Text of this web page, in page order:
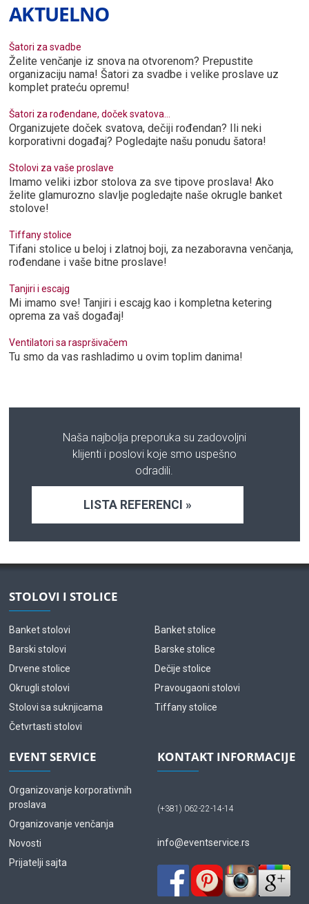
AKTUELNO
Šatori za svadbe
Želite venčanje iz snova na otvorenom? Prepustite
organizaciju nama! Šatori za svadbe i velike proslave uz
komplet prateću opremu!
Šatori za rođendane, doček svatova...
Organizujete doček svatova, dečiji rođendan? Ili neki
korporativni događaj? Pogledajte našu ponudu šatora!
Stolovi za vaše proslave
Imamo veliki izbor stolova za sve tipove proslava! Ako
želite glamurozno slavlje pogledajte naše okrugle banket
stolove!
Tiffany stolice
Tifani stolice u beloj i zlatnoj boji, za nezaboravna venčanja,
rođendane i vaše bitne proslave!
Tanjiri i escajg
Mi imamo sve! Tanjiri i escajg kao i kompletna ketering
oprema za vaš događaj!
Ventilatori sa raspršivačem
Tu smo da vas rashladimo u ovim toplim danima!
Naša najbolja preporuka su zadovoljni
klijenti i poslovi koje smo uspešno
odradili.
LISTA REFERENCI »
STOLOVI I STOLICE
Banket stolovi
Banket stolice
Barski stolovi
Barske stolice
Drvene stolice
Dečije stolice
Okrugli stolovi
Pravougaoni stolovi
Stolovi sa suknjicama
Tiffany stolice
Četvrtasti stolovi
EVENT SERVICE
Organizovanje korporativnih
proslava
Organizovanje venčanja
Novosti
Prijatelji sajta
KONTAKT INFORMACIJE
(+381) 062-22-14-14
info@eventservice.rs